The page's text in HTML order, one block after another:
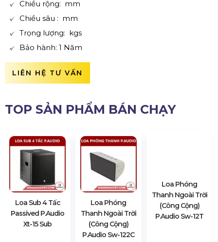
Chiều rộng: mm
Chiều sâu : mm
Trọng lượng: kgs
Bảo hành: 1 Năm
LIÊN HỆ TƯ VẤN
TOP SẢN PHẨM BÁN CHẠY
Loa Sub 4 Tấc
Passived P.audio
Xt-15 Sub
Loa Phóng
Thanh Ngoài Trời
(Công Cộng)
P.audio Sw-122C
Loa Phóng
Thanh Ngoài Trời
(Công Cộng)
P.audio Sw-12T